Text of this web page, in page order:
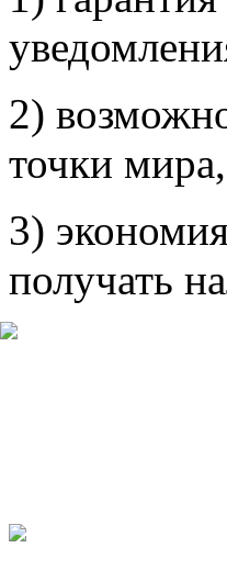
2)
точки
3)
получать